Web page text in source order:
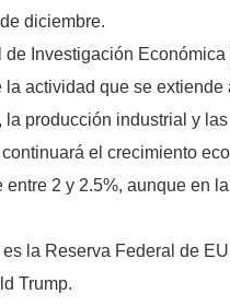
diciembre.
Investigación
actividad que se
producción industrial y
el crecimiento
2 y 2.5%, aunque en
la Reserva Federal de
Trump.